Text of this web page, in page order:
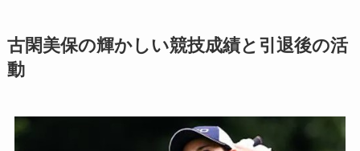
古閑美保の輝かしい競技成績と引退後の活
動